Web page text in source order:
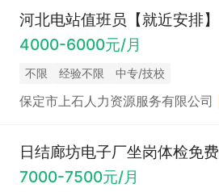
河北电站值班员【就近安排】
4000-6000元/月
不限 经验不限 中专/技校
保定市上石人力资源服务有限公司
日结廊坊电子厂坐岗体检免费
7000-7500元/月